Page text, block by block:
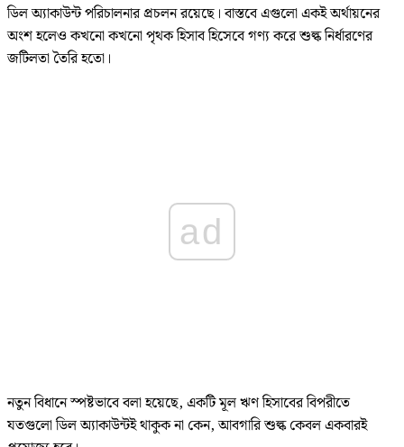
ডিল অ্যাকাউন্ট পরিচালনার প্রচলন রয়েছে। বাস্তবে এগুলো একই অর্থায়নের
অংশ হলেও কখনো কখনো পৃথক হিসাব হিসেবে গণ্য করে শুল্ক নির্ধারণের
জটিলতা তৈরি হতো।
ad
নতুন বিধানে স্পষ্টভাবে বলা হয়েছে, একটি মূল ঋণ হিসাবের বিপরীতে
যতগুলো ডিল অ্যাকাউন্টই থাকুক না কেন, আবগারি শুল্ক কেবল একবারই